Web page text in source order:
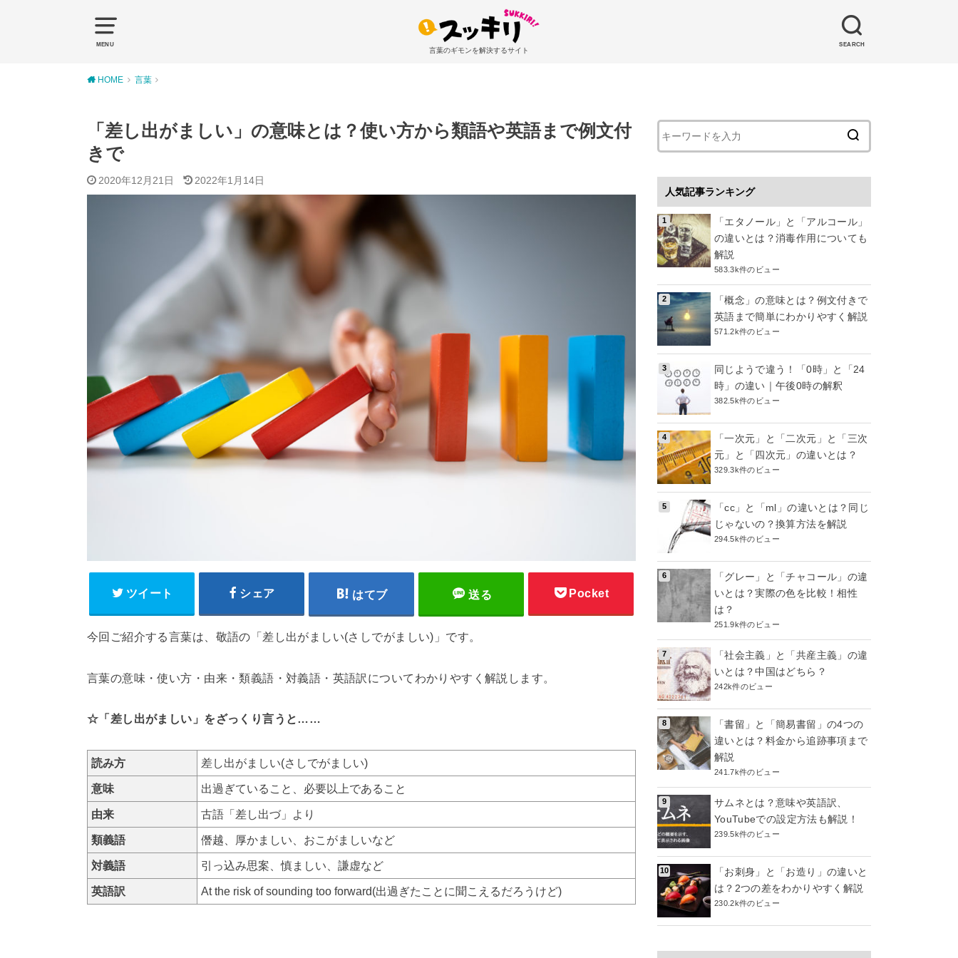
MENU SEARCH
言葉のギモンを解決するサイト
HOME 言葉
「差し出がましい」の意味とは？使い方から類語や英語まで例文付
きで
2020年12月21日 2022年1月14日
ツイート シェア はてブ 送る Pocket
今回ご紹介する言葉は、敬語の「差し出がましい(さしでがましい)」です。
言葉の意味・使い方・由来・類義語・対義語・英語訳についてわかりやすく解説します。
☆「差し出がましい」をざっくり言うと……
読み方 差し出がましい(さしでがましい)
意味 出過ぎていること、必要以上であること
由来 古語「差し出づ」より
類義語 僭越、厚かましい、おこがましいなど
対義語 引っ込み思案、慎ましい、謙虚など
英語訳 At the risk of sounding too forward(出過ぎたことに聞こえるだろうけど)
人気記事ランキング
「エタノール」と「アルコール」
の違いとは？消毒作用についても
解説
583.3k件のビュー
「概念」の意味とは？例文付きで
英語まで簡単にわかりやすく解説
571.2k件のビュー
同じようで違う！「0時」と「24
時」の違い｜午後0時の解釈
382.5k件のビュー
「一次元」と「二次元」と「三次
元」と「四次元」の違いとは？
329.3k件のビュー
「cc」と「ml」の違いとは？同じ
じゃないの？換算方法を解説
294.5k件のビュー
「グレー」と「チャコール」の違
いとは？実際の色を比較！相性
は？
251.9k件のビュー
「社会主義」と「共産主義」の違
いとは？中国はどちら？
242k件のビュー
「書留」と「簡易書留」の4つの
違いとは？料金から追跡事項まで
解説
241.7k件のビュー
サムネとは？意味や英語訳、
YouTubeでの設定方法も解説！
239.5k件のビュー
「お刺身」と「お造り」の違いと
は？2つの差をわかりやすく解説
230.2k件のビュー